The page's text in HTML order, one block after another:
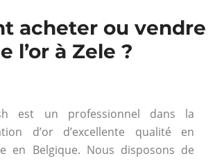
acheter ou vendre
l’or à Zele ?
est un professionnel dans la
d’or d’excellente qualité en
en Belgique. Nous disposons de